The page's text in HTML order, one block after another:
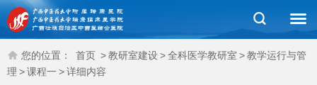
您的位置： 首页 >教研室建设 >全科医学教研室 >教学运行与管
理 >课程一 >详细内容